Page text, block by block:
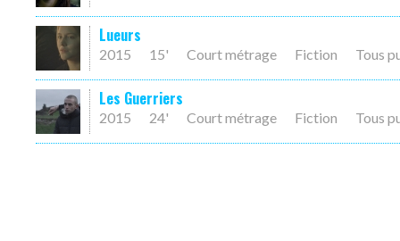
Lueurs
2015 15' Court métrage Fiction Tous
Les Guerriers
2015 24' Court métrage Fiction Tous